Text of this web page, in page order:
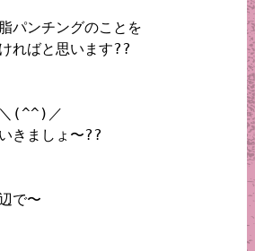
パンチングのことを
ればと思います??
＼(^^)／
きましょ〜??
で〜